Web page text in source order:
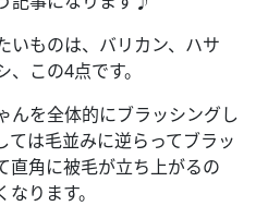
いものは、バリカン、ハサ
この4点です。
んを全体的にブラッシングし
ては毛並みに逆らってブラッ
直角に被毛が立ち上がるの
ります。